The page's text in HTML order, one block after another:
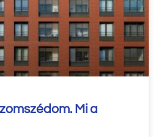
Mi a